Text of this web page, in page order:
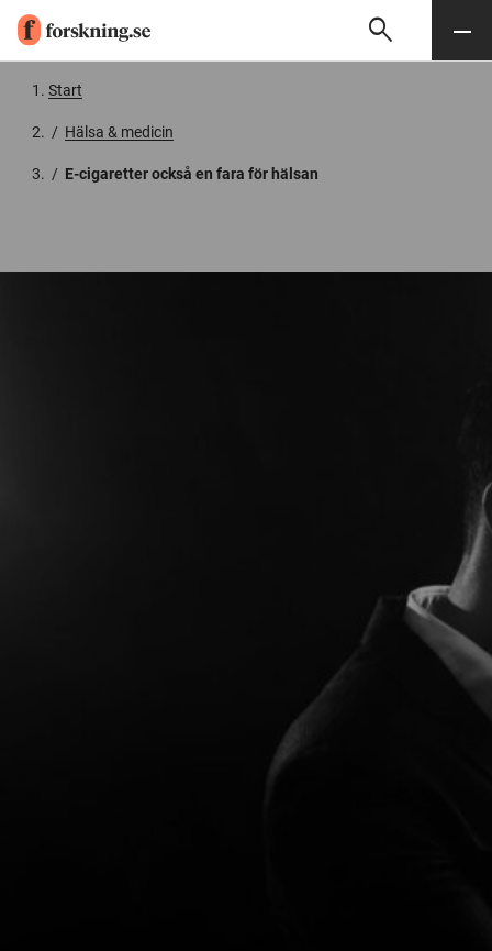
Söksearch Meny
Start
/ Hälsa & medicin
/ E-cigaretter också en fara för hälsan